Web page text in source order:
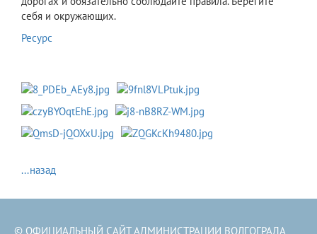
себя и окружающих.
Ресурс
...назад
© ОФИЦИАЛЬНЫЙ САЙТ АДМИНИСТРАЦИИ ВОЛГОГРАДА